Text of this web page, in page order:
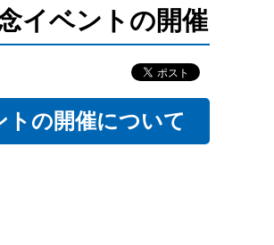
イベントの開催
の開催について